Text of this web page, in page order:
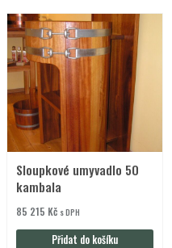
Sloupkové umyvadlo 50
kambala
85 215 Kč s DPH
Přidat do košíku